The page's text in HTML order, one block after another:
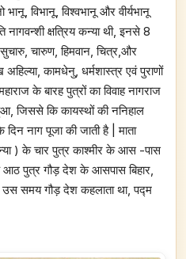
विभानू, विश्वभानू और वीर्यभानू
नागवन्शी क्षत्रिय कन्या थी, इनसे 8
चारुण, हिमवान, चित्र,और
कामधेनु, धर्मशास्त्र एवं पुराणों
के बारह पुत्रों का विवाह नागराज
जिससे कि कायस्थों की ननिहाल
नाग पूजा की जाती है | माता
) के चार पुत्र काश्मीर के आस -पास
आठ पुत्र गौड़ देश के आसपास बिहार,
उस समय गौड़ देश कहलाता था, पद्म